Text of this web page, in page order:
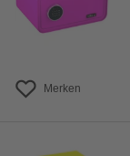
Merken